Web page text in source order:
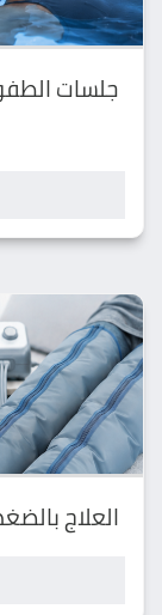
جلسات
العلاج